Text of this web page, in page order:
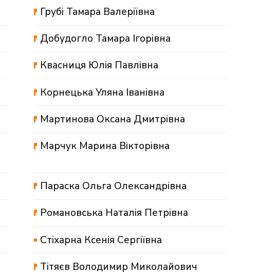
Грубі Тамара Валеріївна
Добудогло Тамара Ігорівна
Квасниця Юлія Павлівна
Корнецька Уляна Іванівна
Мартинова Оксана Дмитрівна
Марчук Марина Вікторівна
Параска Ольга Олександрівна
Романовська Наталія Петрівна
Стіхарна Ксенія Сергіївна
Тітяєв Володимир Миколайович